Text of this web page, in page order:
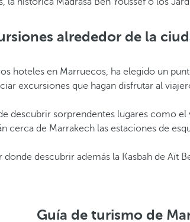
alrededor de la
hoteles en Marruecos, ha elegido un
excursiones que hagan disfrutar al
descubrir sorprendentes lugares como el
cerca de Marrakech las estaciones de
donde descubrir además la Kasbah de Aït
Guía de turismo de